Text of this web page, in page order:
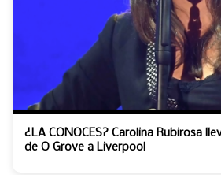
¿LA CONOCES? Carolina Rubirosa
de O Grove a Liverpool